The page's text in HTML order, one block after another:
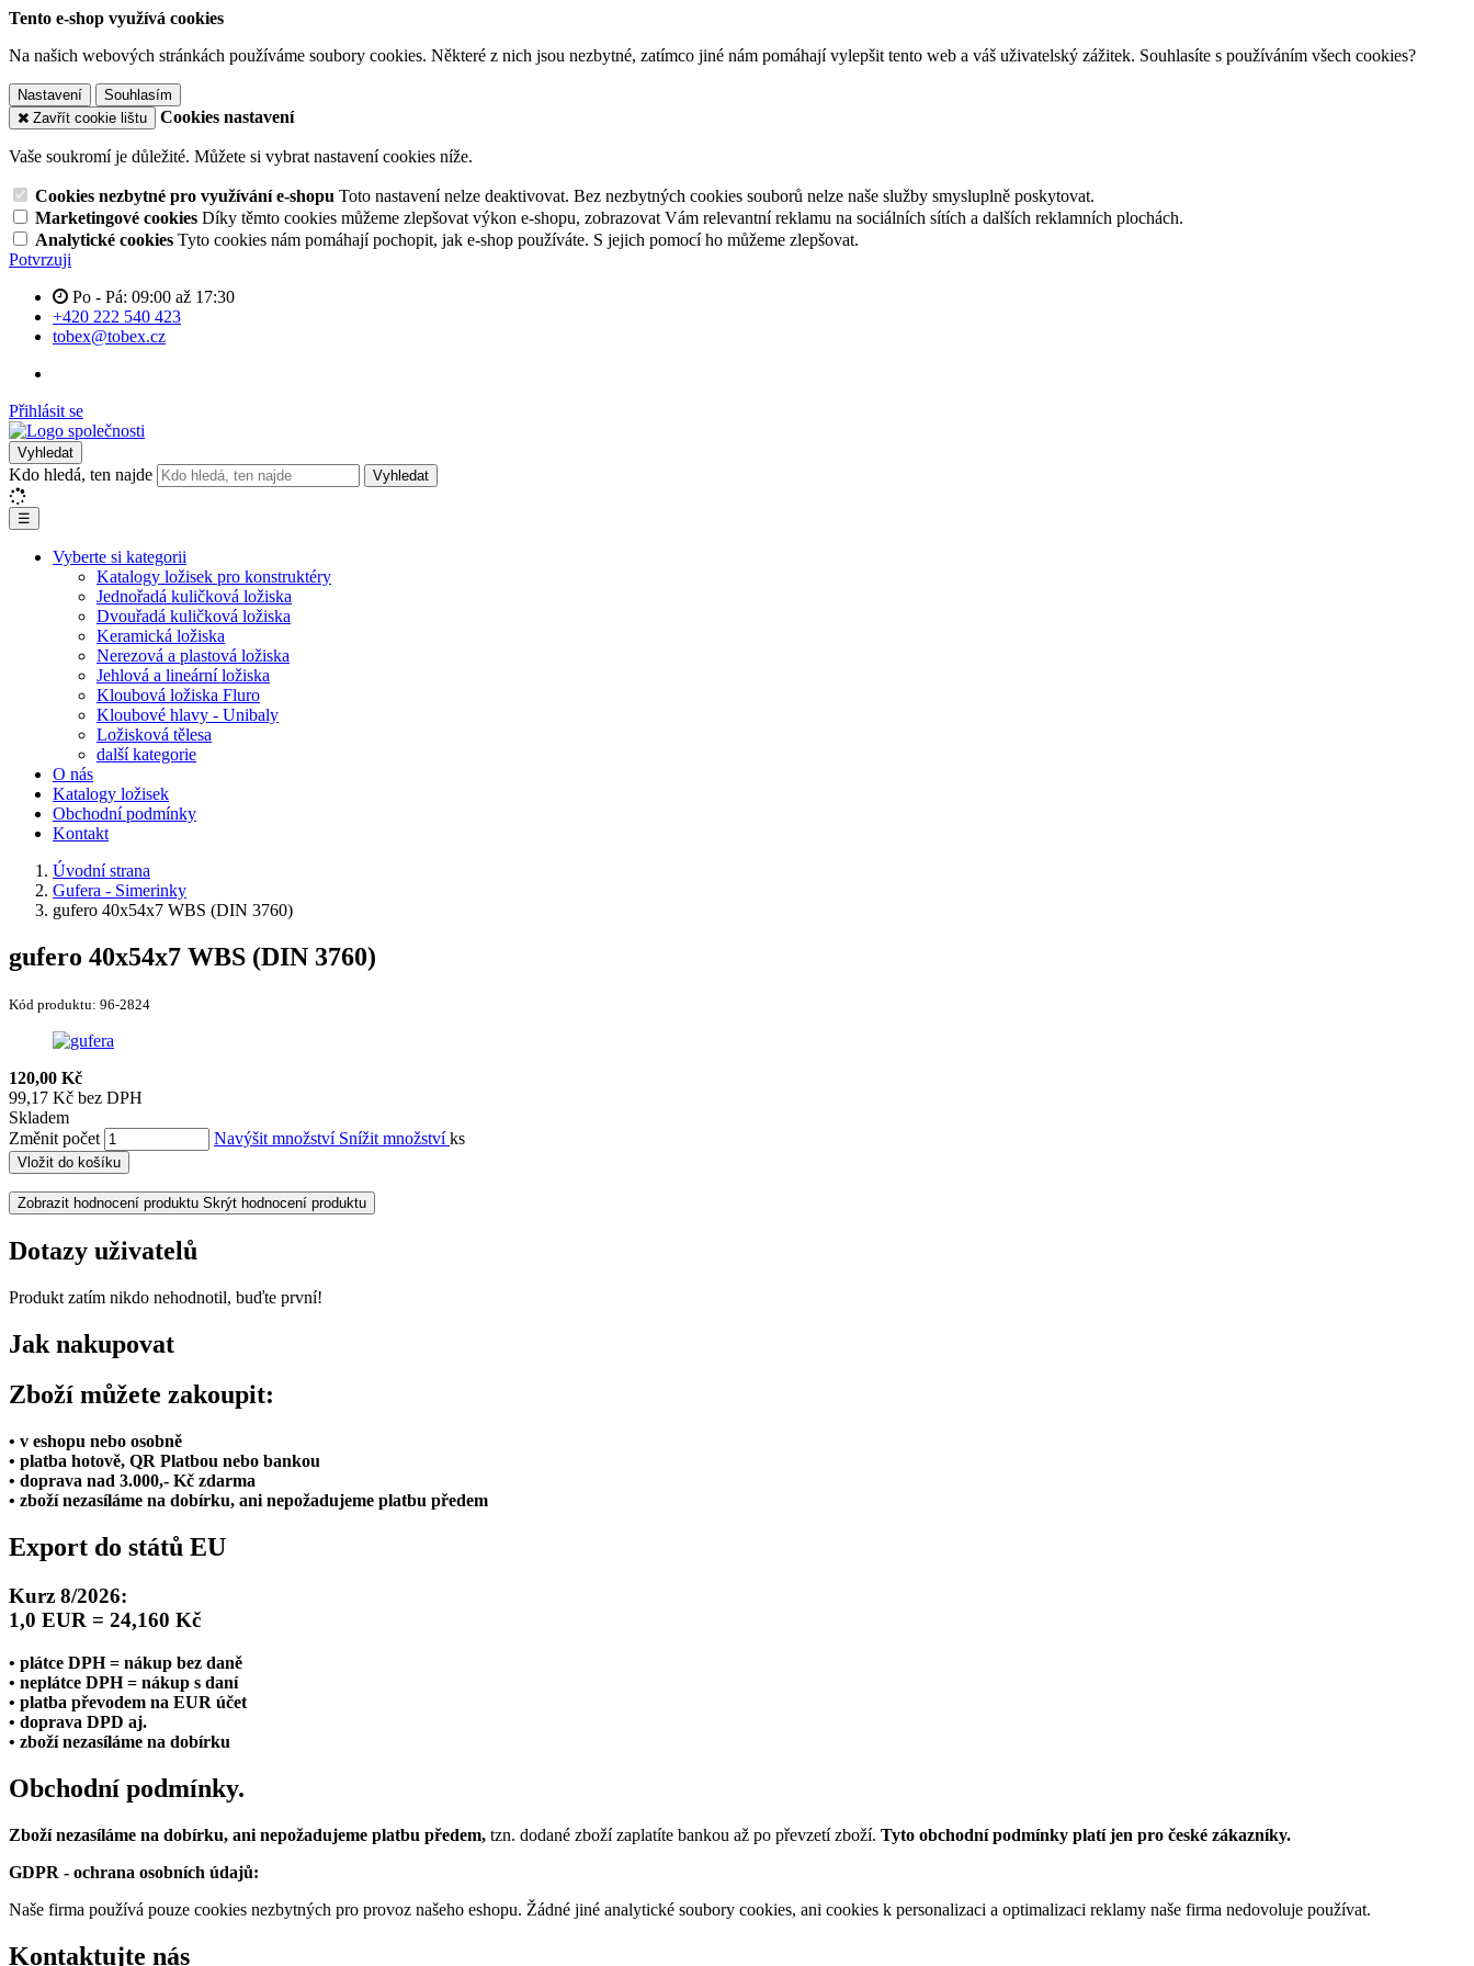
Tento e-shop využívá cookies
Na našich webových stránkách používáme soubory cookies. Některé z nich jsou nezbytné, zatímco jiné nám pomáhají vylepšit tento web a váš uživatelský zážitek. Souhlasíte s používáním všech cookies?
Nastavení
Souhlasím
Zavřít cookie lištu
Cookies nastavení
Vaše soukromí je důležité. Můžete si vybrat nastavení cookies níže.
Cookies nezbytné pro využívání e-shopu Toto nastavení nelze deaktivovat. Bez nezbytných cookies souborů nelze naše služby smysluplně poskytovat.
Marketingové cookies Díky těmto cookies můžeme zlepšovat výkon e-shopu, zobrazovat Vám relevantní reklamu na sociálních sítích a dalších reklamních plochách.
Analytické cookies Tyto cookies nám pomáhají pochopit, jak e-shop používáte. S jejich pomocí ho můžeme zlepšovat.
Potvrzuji
Po - Pá: 09:00 až 17:30
+420 222 540 423
tobex@tobex.cz
Přihlásit se
Vyhledat
Kdo hledá, ten najde Vyhledat
☰
Vyberte si kategorii
Katalogy ložisek pro konstruktéry
Jednořadá kuličková ložiska
Dvouřadá kuličková ložiska
Keramická ložiska
Nerezová a plastová ložiska
Jehlová a lineární ložiska
Kloubová ložiska Fluro
Kloubové hlavy - Unibaly
Ložisková tělesa
další kategorie
O nás
Katalogy ložisek
Obchodní podmínky
Kontakt
Úvodní strana
Gufera - Simerinky
gufero 40x54x7 WBS (DIN 3760)
gufero 40x54x7 WBS (DIN 3760)
Kód produktu: 96-2824
120,00 Kč
99,17 Kč bez DPH
Skladem
Změnit počet
Navýšit množství Snížit množstvíks
Vložit do košíku
Zobrazit hodnocení produktu Skrýt hodnocení produktu
Dotazy uživatelů
Produkt zatím nikdo nehodnotil, buďte první!
Jak nakupovat
Zboží můžete zakoupit:
• v eshopu nebo osobně
• platba hotově, QR Platbou nebo bankou
• doprava nad 3.000,- Kč zdarma
• zboží nezasíláme na dobírku, ani nepožadujeme platbu předem
Export do států EU
Kurz 8/2026:
1,0 EUR = 24,160 Kč
• plátce DPH = nákup bez daně
• neplátce DPH = nákup s daní
• platba převodem na EUR účet
• doprava DPD aj.
• zboží nezasíláme na dobírku
Obchodní podmínky.
Zboží nezasíláme na dobírku, ani nepožadujeme platbu předem, tzn. dodané zboží zaplatíte bankou až po převzetí zboží. Tyto obchodní podmínky platí jen pro české zákazníky.
GDPR - ochrana osobních údajů:
Naše firma používá pouze cookies nezbytných pro provoz našeho eshopu. Žádné jiné analytické soubory cookies, ani cookies k personalizaci a optimalizaci reklamy naše firma nedovoluje používat.
Kontaktujte nás